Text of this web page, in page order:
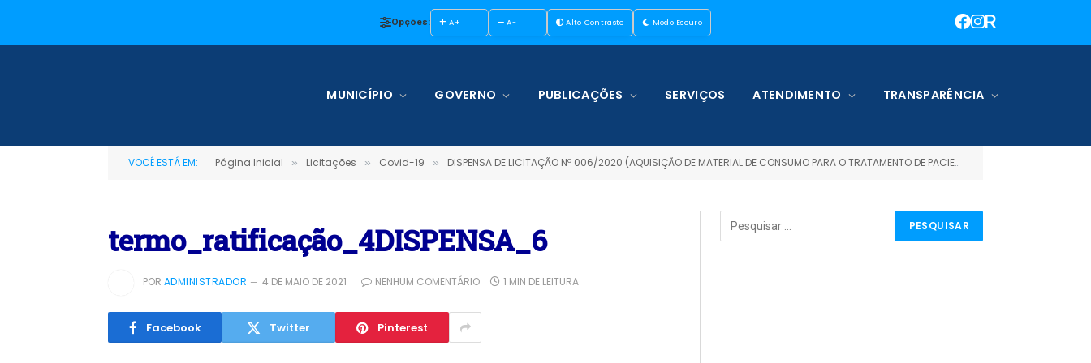
Opções: A+ A- Alto Contraste Modo Escuro
MUNICÍPIO GOVERNO PUBLICAÇÕES SERVIÇOS ATENDIMENTO TRANSPARÊNCIA
VOCÊ ESTÁ EM: Página Inicial » Licitações » Covid-19 » DISPENSA DE LICITAÇÃO Nº 006/2020 (AQUISIÇÃO DE MATERIAL DE CONSUMO PARA O TRATAMENTO DE PACIENTES DO CORONA VIRUS (COVID 19))
termo_ratificação_4DISPENSA_6
POR ADMINISTRADOR 4 DE MAIO DE 2021 NENHUM COMENTÁRIO 1 MIN DE LEITURA
Facebook Twitter Pinterest